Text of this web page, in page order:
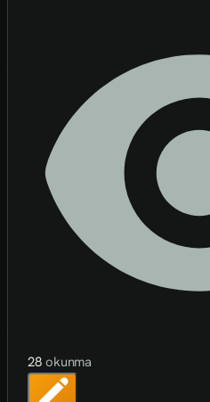
28 okunma